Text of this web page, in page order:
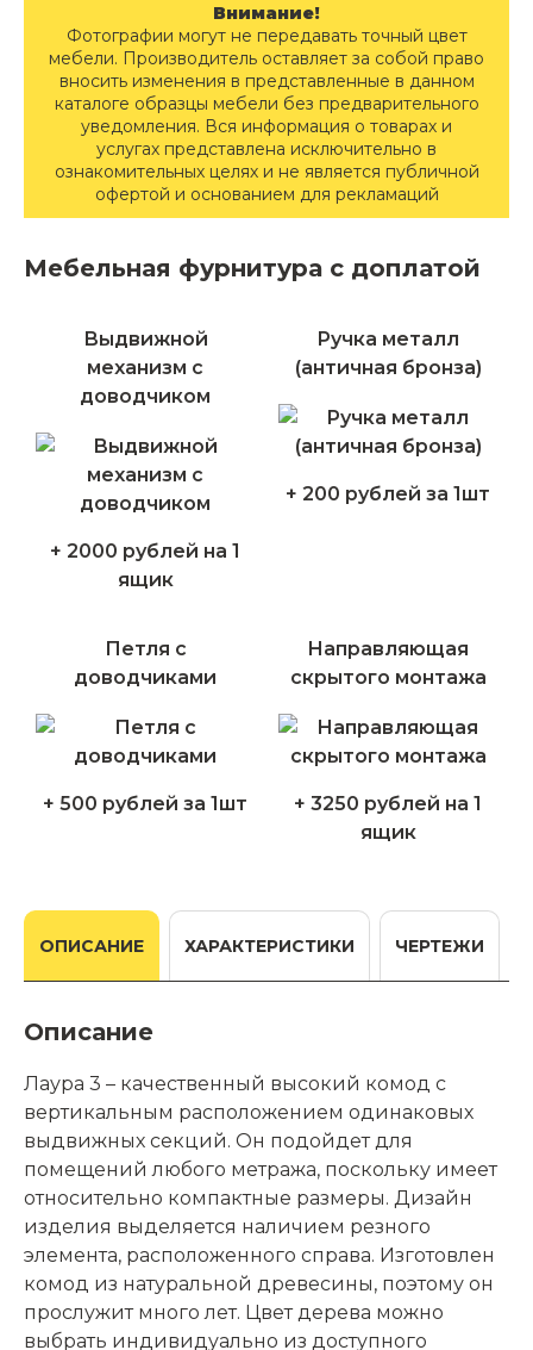
Внимание!
Фотографии могут не передавать точный цвет
мебели. Производитель оставляет за собой право
вносить изменения в представленные в данном
каталоге образцы мебели без предварительного
уведомления. Вся информация о товарах и
услугах представлена исключительно в
ознакомительных целях и не является публичной
офертой и основанием для рекламаций
Мебельная фурнитура с доплатой
Выдвижной
механизм с
доводчиком
+ 2000 рублей на 1
ящик
Ручка металл
(античная бронза)
+ 200 рублей за 1шт
Петля с
доводчиками
+ 500 рублей за 1шт
Направляющая
скрытого монтажа
+ 3250 рублей на 1
ящик
ОПИСАНИЕ ХАРАКТЕРИСТИКИ ЧЕРТЕЖИ
Описание
Лаура 3 – качественный высокий комод с
вертикальным расположением одинаковых
выдвижных секций. Он подойдет для
помещений любого метража, поскольку имеет
относительно компактные размеры. Дизайн
изделия выделяется наличием резного
элемента, расположенного справа. Изготовлен
комод из натуральной древесины, поэтому он
прослужит много лет. Цвет дерева можно
выбрать индивидуально из доступного